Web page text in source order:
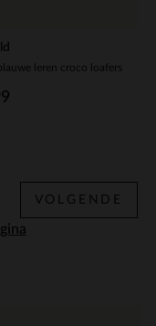
leren croco loafers
VOLGENDE